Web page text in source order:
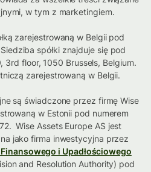
w tym z marketingiem.
zarejestrowaną w Belgii pod
spółki znajduje się pod
3rd floor, 1050 Brussels, Belgium.
zarejestrowaną w Belgii.
są świadczone przez firmę Wise
w Estonii pod numerem
Wise Assets Europe AS jest
jako firma inwestycyjna przez
i Upadłościowego
and Resolution Authority) pod